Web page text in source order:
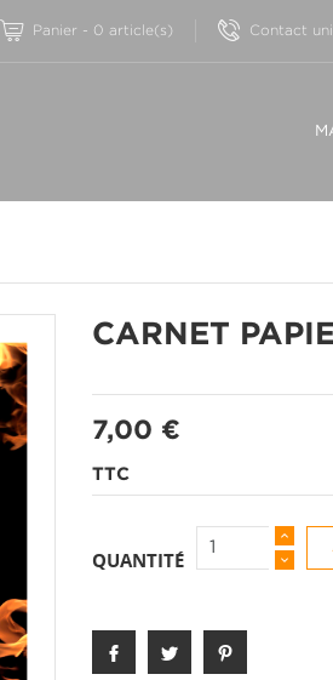
Panier - 0 article(s) Contact
CARNET
7,00 €
TTC
QUANTITÉ